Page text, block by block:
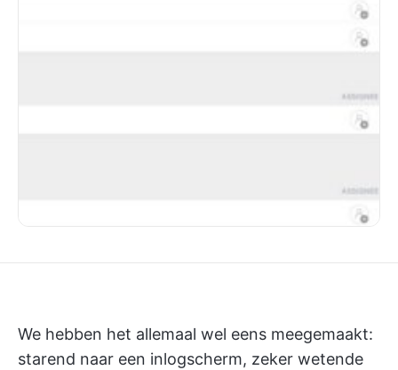
We hebben het allemaal wel eens meegemaakt:
starend naar een inlogscherm, zeker wetende